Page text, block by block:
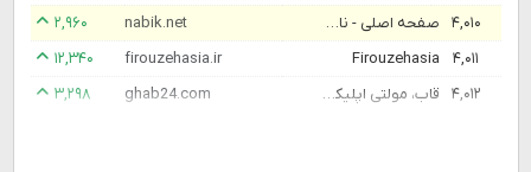
۴,۰۱۰
صفحه اصلی - نابیک nabik.net
۲,۹۶۰
۴,۰۱۱
Firouzehasia
firouzehasia.ir
۱۲,۳۴۰
۴,۰۱۲
قاب، مولتی اپلیکیشن قاب ghab24.com ۳,۲۹۸